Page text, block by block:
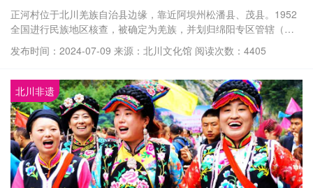
正河村位于北川羌族自治县边缘，靠近阿坝州松潘县、茂县。1952
全国进行民族地区核查，被确定为羌族，并划归绵阳专区管辖（绵
阳市），正河村离城市较远，重山阻隔，道路艰险，外来文化的影
响不断递减，到这里已是强弩之末。所以，这里一直保存着完好的
性传承人，2006年9月，正河村被市级文化部门确立为正河羌族文化
村。
发布时间：2024-07-09 来源：北川文化馆 阅读次数：4405
北川非遗